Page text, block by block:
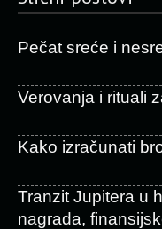
Pečat sreće i
Verovanja i rituali
Kako izračunati
Tranzit Jupitera u
nagrada,